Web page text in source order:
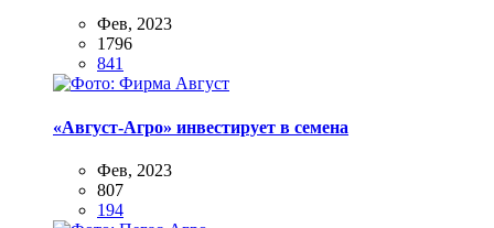
Фев, 2023
1796
841
«Август-Агро» инвестирует в семена
Фев, 2023
807
194